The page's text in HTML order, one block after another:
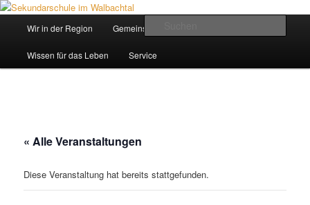
Zum
wechseln
Sekundarschule im Walbachtal
Wir in der Region Gemeinsam ein Weg
Wissen für das Leben Service
« Alle Veranstaltungen
Diese Veranstaltung hat bereits stattgefunden.